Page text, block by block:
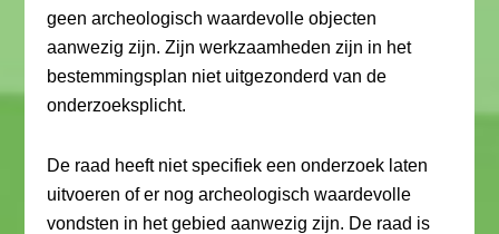
geen archeologisch waardevolle objecten
aanwezig zijn. Zijn werkzaamheden zijn in het
bestemmingsplan niet uitgezonderd van de
onderzoeksplicht.
De raad heeft niet specifiek een onderzoek laten
uitvoeren of er nog archeologisch waardevolle
vondsten in het gebied aanwezig zijn. De raad is